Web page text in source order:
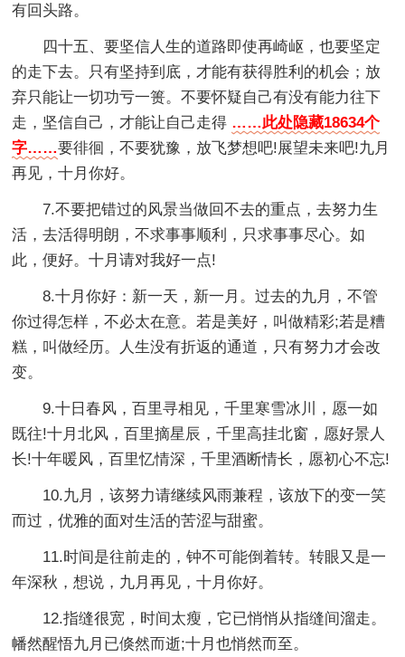
有回头路。
四十五、要坚信人生的道路即使再崎岖，也要坚定
的走下去。只有坚持到底，才能有获得胜利的机会；放
弃只能让一切功亏一篑。不要怀疑自己有没有能力往下
走，坚信自己，才能让自己走得 ……此处隐藏18634个
字……要徘徊，不要犹豫，放飞梦想吧!展望未来吧!九月
再见，十月你好。
7.不要把错过的风景当做回不去的重点，去努力生
活，去活得明朗，不求事事顺利，只求事事尽心。如
此，便好。十月请对我好一点!
8.十月你好：新一天，新一月。过去的九月，不管
你过得怎样，不必太在意。若是美好，叫做精彩;若是糟
糕，叫做经历。人生没有折返的通道，只有努力才会改
变。
9.十日春风，百里寻相见，千里寒雪冰川，愿一如
既往!十月北风，百里摘星辰，千里高挂北窗，愿好景人
长!十年暖风，百里忆情深，千里酒断情长，愿初心不忘!
10.九月，该努力请继续风雨兼程，该放下的变一笑
而过，优雅的面对生活的苦涩与甜蜜。
11.时间是往前走的，钟不可能倒着转。转眼又是一
年深秋，想说，九月再见，十月你好。
12.指缝很宽，时间太瘦，它已悄悄从指缝间溜走。
幡然醒悟九月已倏然而逝;十月也悄然而至。